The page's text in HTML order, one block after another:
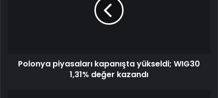
Polonya piyasaları kapanışta yükseldi; WIG30
1,31% değer kazandı